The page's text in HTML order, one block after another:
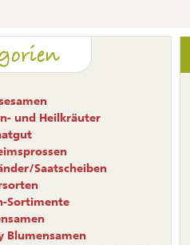
und Heilkräuter
Saatscheiben
Sortimente
Blumensamen